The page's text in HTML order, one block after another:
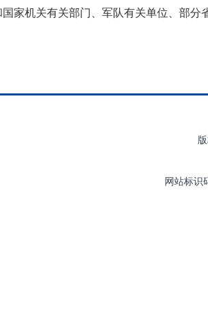
国家机关有关部门、军队有关单位、部
网站标识